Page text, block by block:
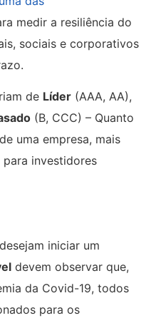
medir a resiliência do
sociais e corporativos
de Líder (AAA, AA),
(B, CCC) – Quanto
uma empresa, mais
para investidores
iniciar um
devem observar que,
da Covid-19, todos
para os